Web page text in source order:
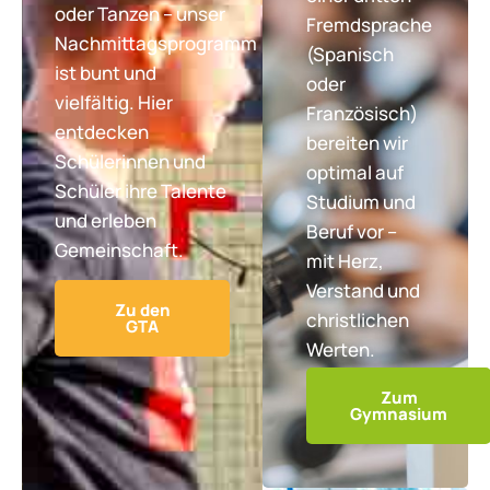
oder Tanzen – unser
Nachmittagsprogramm
ist bunt und
vielfältig. Hier
entdecken
Schülerinnen und
Schüler ihre Talente
und erleben
Gemeinschaft.
Zu den
GTA
Fremdsprache
(Spanisch
oder
Französisch)
bereiten wir
optimal auf
Studium und
Beruf vor –
mit Herz,
Verstand und
christlichen
Werten.
Zum
Gymnasium